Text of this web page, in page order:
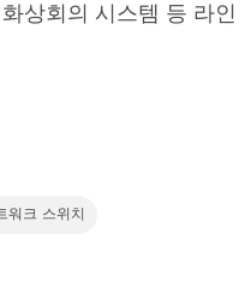
상회의 시스템 등 라인
워크 스위치